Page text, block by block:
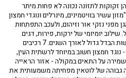
זקוקות לתזונה נכונה לא פחות מיתר
עשיר בוויטמינים, מינרלים ונוגדי חמצון
מפני נזקי אור וזיהום, ולעכב התפתחות
שילוב יומיומי של ירקות, פירות, דגים
שומניים, אגוזים וזרעים יכול לעשות הבדל גדול לאורך השנים. 7 רכיבים
- נוגד חמצון חשוב במיוחד לרשתית העין,
על התאים במקולה - אזור הראייה
גבוהה של לוטאין מפחיתה משמעותית את